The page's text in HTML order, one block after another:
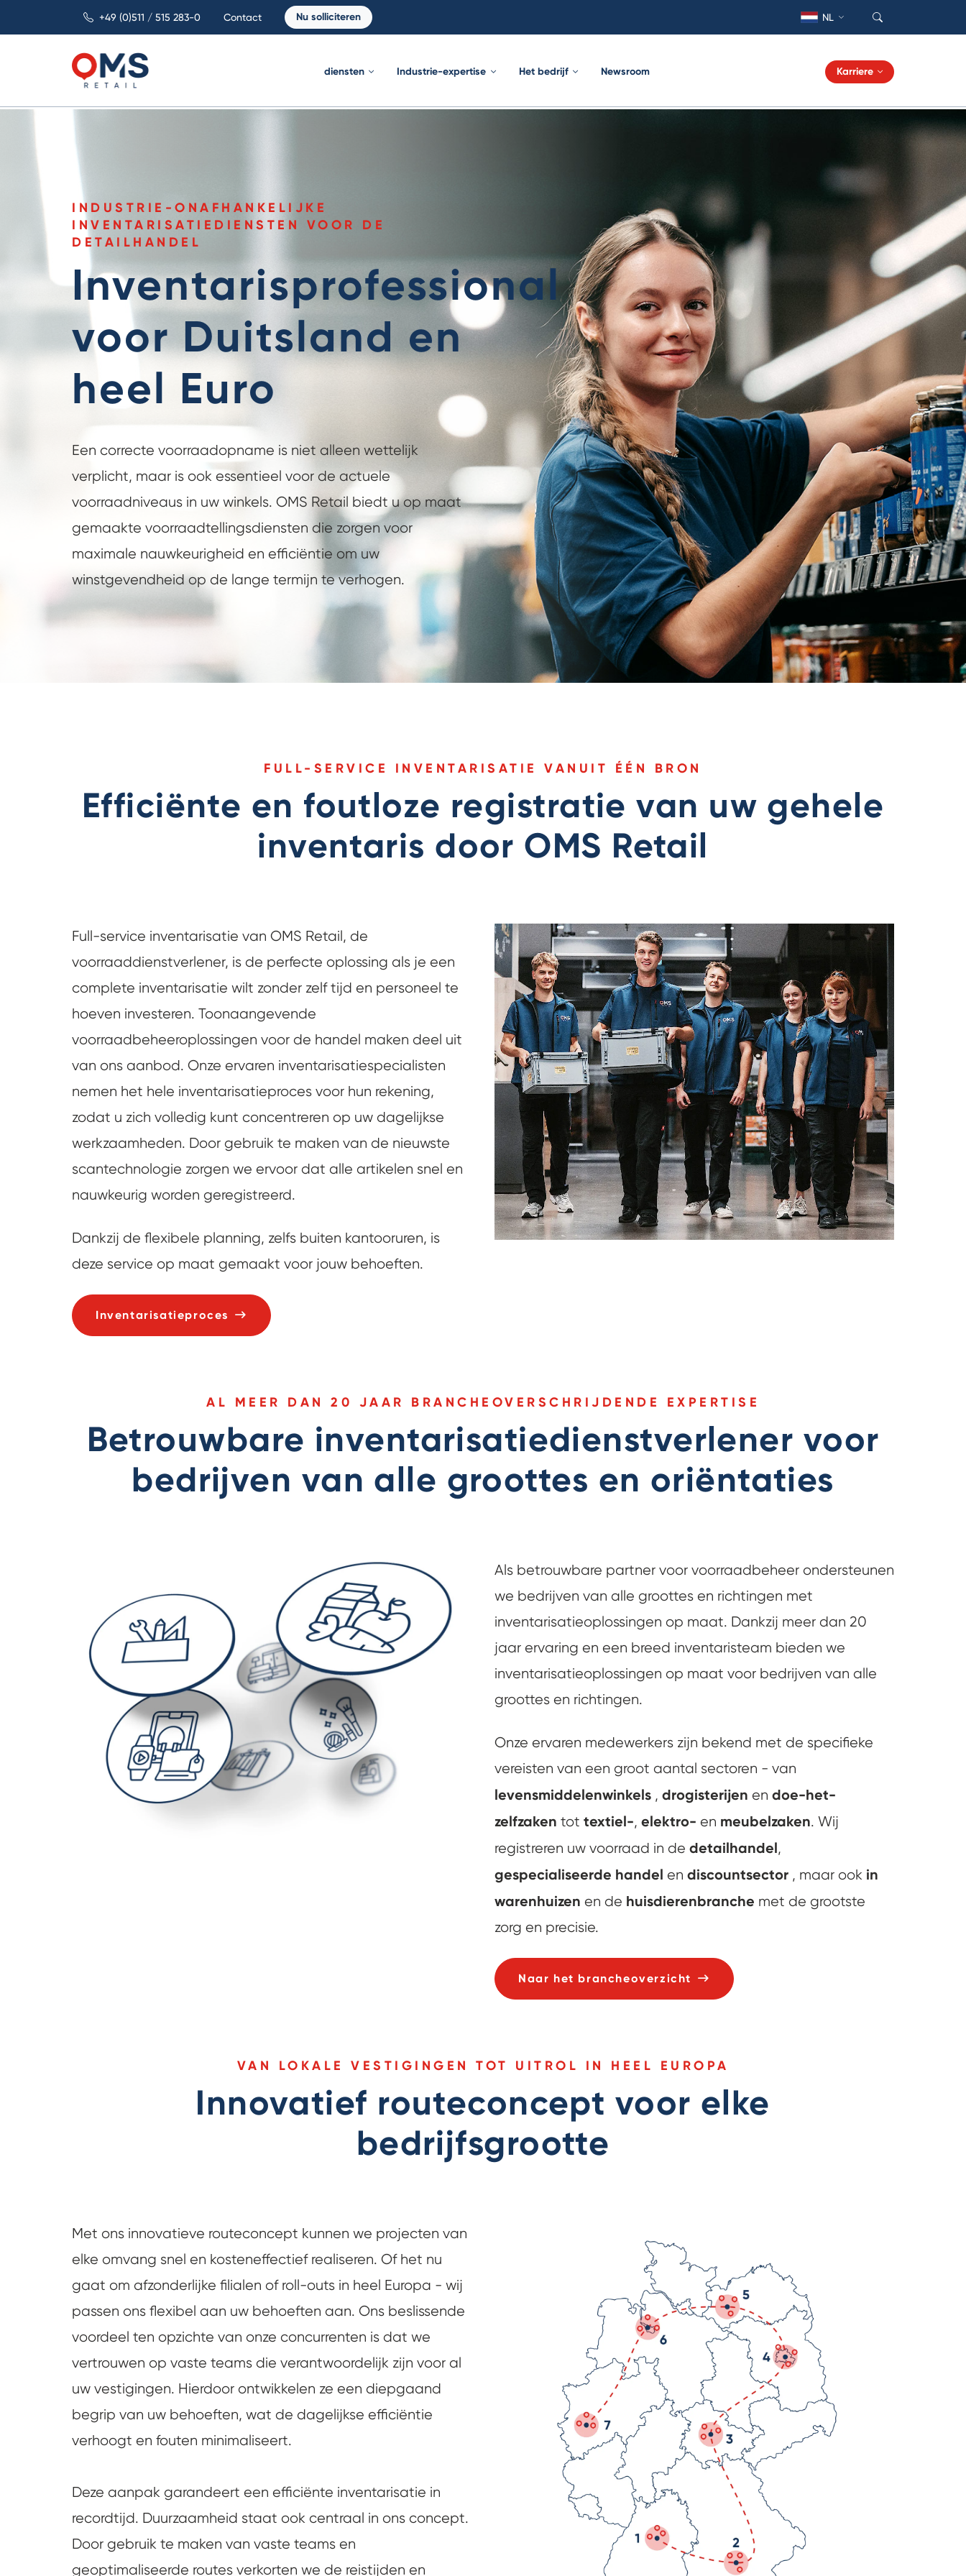
+49 (0)511 / 515 283-0 Contact Nu solliciteren NL
diensten Industrie-expertise Het bedrijf Newsroom Karriere
INDUSTRIE-ONAFHANKELIJKE
INVENTARISATIEDIENSTEN VOOR DE
DETAILHANDEL
Inventarisprofessional
voor Duitsland en
heel Euro
Een correcte voorraadopname is niet alleen wettelijk
verplicht, maar is ook essentieel voor de actuele
voorraadniveaus in uw winkels. OMS Retail biedt u op maat
gemaakte voorraadtellingsdiensten die zorgen voor
maximale nauwkeurigheid en efficiëntie om uw
winstgevendheid op de lange termijn te verhogen.
FULL-SERVICE INVENTARISATIE VANUIT ÉÉN BRON
Efficiënte en foutloze registratie van uw gehele
inventaris door OMS Retail
Full-service inventarisatie van OMS Retail, de
voorraaddienstverlener, is de perfecte oplossing als je een
complete inventarisatie wilt zonder zelf tijd en personeel te
hoeven investeren. Toonaangevende
voorraadbeheeroplossingen voor de handel maken deel uit
van ons aanbod. Onze ervaren inventarisatiespecialisten
nemen het hele inventarisatieproces voor hun rekening,
zodat u zich volledig kunt concentreren op uw dagelijkse
werkzaamheden. Door gebruik te maken van de nieuwste
scantechnologie zorgen we ervoor dat alle artikelen snel en
nauwkeurig worden geregistreerd.
Dankzij de flexibele planning, zelfs buiten kantooruren, is
deze service op maat gemaakt voor jouw behoeften.
Inventarisatieproces
AL MEER DAN 20 JAAR BRANCHEOVERSCHRIJDENDE EXPERTISE
Betrouwbare inventarisatiedienstverlener voor
bedrijven van alle groottes en oriëntaties
Als betrouwbare partner voor voorraadbeheer ondersteunen
we bedrijven van alle groottes en richtingen met
inventarisatieoplossingen op maat. Dankzij meer dan 20
jaar ervaring en een breed inventaristeam bieden we
inventarisatieoplossingen op maat voor bedrijven van alle
groottes en richtingen.
Onze ervaren medewerkers zijn bekend met de specifieke
vereisten van een groot aantal sectoren - van
levensmiddelenwinkels , drogisterijen en doe-het-
zelfzaken tot textiel-, elektro- en meubelzaken. Wij
registreren uw voorraad in de detailhandel,
gespecialiseerde handel en discountsector , maar ook in
warenhuizen en de huisdierenbranche met de grootste
zorg en precisie.
Naar het brancheoverzicht
VAN LOKALE VESTIGINGEN TOT UITROL IN HEEL EUROPA
Innovatief routeconcept voor elke
bedrijfsgrootte
Met ons innovatieve routeconcept kunnen we projecten van
elke omvang snel en kosteneffectief realiseren. Of het nu
gaat om afzonderlijke filialen of roll-outs in heel Europa - wij
passen ons flexibel aan uw behoeften aan. Ons beslissende
voordeel ten opzichte van onze concurrenten is dat we
vertrouwen op vaste teams die verantwoordelijk zijn voor al
uw vestigingen. Hierdoor ontwikkelen ze een diepgaand
begrip van uw behoeften, wat de dagelijkse efficiëntie
verhoogt en fouten minimaliseert.
Deze aanpak garandeert een efficiënte inventarisatie in
recordtijd. Duurzaamheid staat ook centraal in ons concept.
Door gebruik te maken van vaste teams en
geoptimaliseerde routes verkorten we de reistijden en